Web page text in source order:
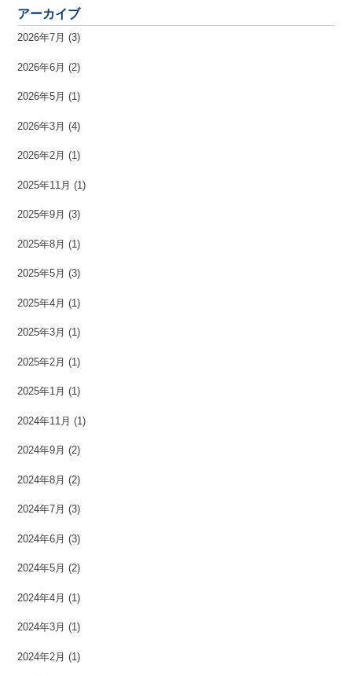
アーカイブ
2026年7月 (3)
2026年6月 (2)
2026年5月 (1)
2026年3月 (4)
2026年2月 (1)
2025年11月 (1)
2025年9月 (3)
2025年8月 (1)
2025年5月 (3)
2025年4月 (1)
2025年3月 (1)
2025年2月 (1)
2025年1月 (1)
2024年11月 (1)
2024年9月 (2)
2024年8月 (2)
2024年7月 (3)
2024年6月 (3)
2024年5月 (2)
2024年4月 (1)
2024年3月 (1)
2024年2月 (1)